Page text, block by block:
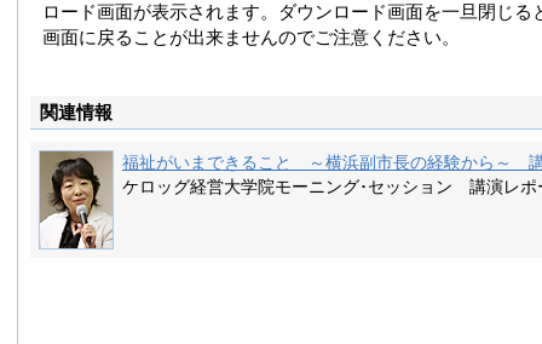
ロード画面が表示されます。ダウンロード画面を一旦閉じる
画面に戻ることが出来ませんのでご注意ください。
関連情報
福祉がいまできること ～横浜副市長の経験から～
ケロッグ経営大学院モーニング･セッション 講演レポ